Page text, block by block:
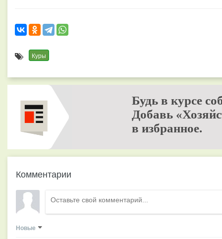
Куры
Будь в курсе
Добавь
в избранное.
Комментарии
Новые